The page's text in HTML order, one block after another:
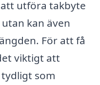
utföra takbyte
kan även
För att få
viktigt att
som